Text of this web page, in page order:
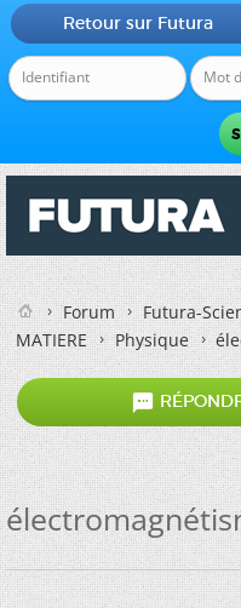
Retour sur Futura
Forum
Futura-
MATIERE
Physique
